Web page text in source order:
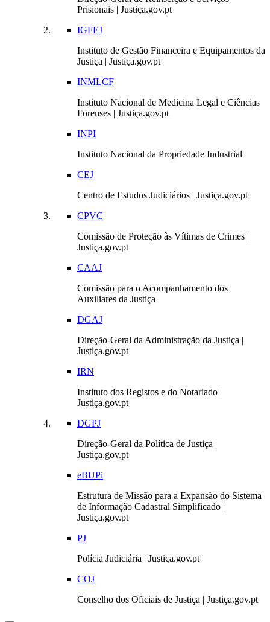
Prisionais | Justiça.gov.pt
IGFEJ
Instituto de Gestão Financeira e Equipamentos da
Justiça | Justiça.gov.pt
INMLCF
Instituto Nacional de Medicina Legal e Ciências
Forenses | Justiça.gov.pt
INPI
Instituto Nacional da Propriedade Industrial
CEJ
Centro de Estudos Judiciários | Justiça.gov.pt
CPVC
Comissão de Proteção às Vítimas de Crimes |
Justiça.gov.pt
CAAJ
Comissão para o Acompanhamento dos
Auxiliares da Justiça
DGAJ
Direção-Geral da Administração da Justiça |
Justiça.gov.pt
IRN
Instituto dos Registos e do Notariado |
Justiça.gov.pt
DGPJ
Direção-Geral da Política de Justiça |
Justiça.gov.pt
eBUPi
Estrutura de Missão para a Expansão do Sistema
de Informação Cadastral Simplificado |
Justiça.gov.pt
PJ
Polícia Judiciária | Justiça.gov.pt
COJ
Conselho dos Oficiais de Justiça | Justiça.gov.pt